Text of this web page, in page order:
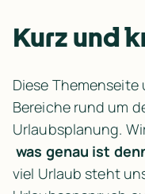
Kurz und
Diese
Bereiche rund um
Urlaubsplanung.
was genau ist
viel Urlaub steht